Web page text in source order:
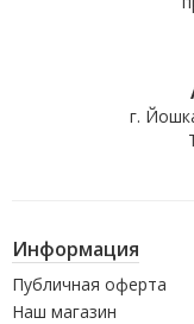
г.
Информация
Публичная оферта
Наш магазин